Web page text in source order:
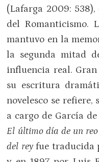
(Lafarga 2009:
del Romanticismo.
mantuvo en la
la segunda mitad
influencia real.
su escritura
novelesco se
a cargo de García
El último día de un
del reyfue traducida